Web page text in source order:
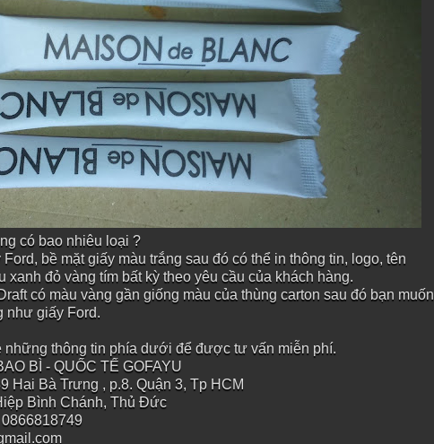
có bao nhiêu loại ?
bề mặt giấy màu trắng sau đó có thể in thông tin, logo, tên
xanh đỏ vàng tím bất kỳ theo yêu cầu của khách hàng.
có màu vàng gần giống màu của thùng carton sau đó bạn muốn
như giấy Ford.
những thông tin phía dưới để được tư vấn miễn phí.
BÌ - QUỐC TẾ GOFAYU
Hai Bà Trưng , p.8. Quận 3, Tp HCM
Bình Chánh, Thủ Đức